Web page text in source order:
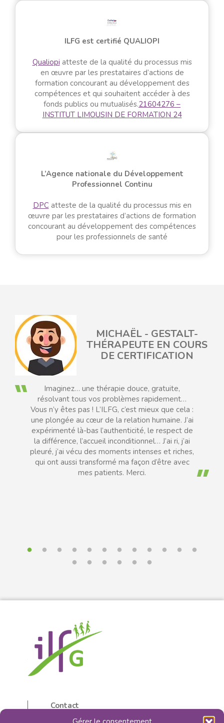
ILFG est certifié QUALIOPI
Qualiopi atteste de la qualité du processus mis
en œuvre par les prestataires d’actions de
formation concourant au développement des
compétences et qui souhaitent accéder à des
fonds publics ou mutualisés.21604276 –
INSTITUT LIMOUSIN DE FORMATION 24
L’Agence nationale du Développement
Professionnel Continu
DPC atteste de la qualité du processus mis en
œuvre par les prestataires d’actions de formation
concourant au développement des compétences
pour les professionnels de santé
MICHAËL - GESTALT-
THÉRAPEUTE EN COURS
DE CERTIFICATION
Imaginez… une thérapie douce, gratuite,
résolvant tous vos problèmes rapidement…
Vous n’y êtes pas ! L’ILFG, c’est mieux que cela :
une plongée au cœur de la relation humaine. J’ai
expérimenté là-bas l’authenticité, le respect de
la différence, l’accueil inconditionnel… J’ai ri, j’ai
pleuré, j’ai vécu des moments intenses et riches,
qui ont aussi transformé ma façon d’être avec
mes patients. Merci.
Contact
5, rue d’Isly